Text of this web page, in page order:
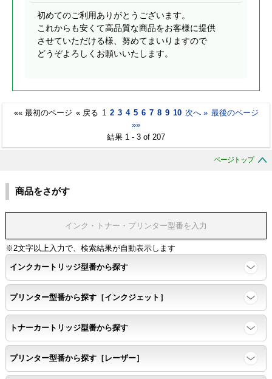
初めてのご利用ありがとうございます。
これからも安くて高品質な商品をお客様に提供
させていただける様、努めてまいりますので
どうぞよろしくお願いいたします。
«« 最初のページ « 戻る 1 2 3 4 5 6 7 8 9 10 次へ » 最後のページ
»»
結果 1 - 3 of 207
ページトップ
商品をさがす
※2文字以上入力で、検索結果が自動表示します
インクカートリッジ型番から探す
プリンター型番から探す［インクジェット］
トナーカートリッジ型番から探す
プリンター型番から探す［レーザー］